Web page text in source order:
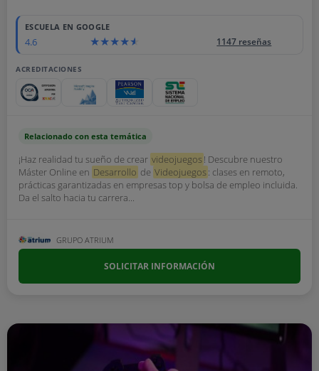
ESCUELA EN GOOGLE
4.6 1147 reseñas
ACREDITACIONES
Relacionado con esta temática
¡Haz realidad tu sueño de crear videojuegos! Descubre nuestro
Máster Online en Desarrollo de Videojuegos: clases en remoto,
prácticas garantizadas en empresas top y bolsa de empleo incluida.
Da el salto hacia tu carrera...
GRUPO ATRIUM
SOLICITAR INFORMACIÓN